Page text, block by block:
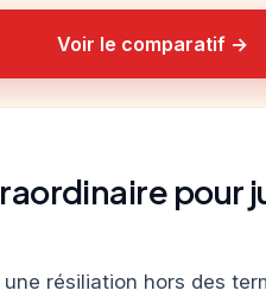
Voir le comparatif →
pour
une résiliation hors des